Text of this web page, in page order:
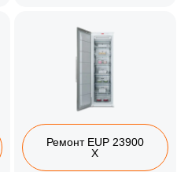
Ремонт EUP 23900
X